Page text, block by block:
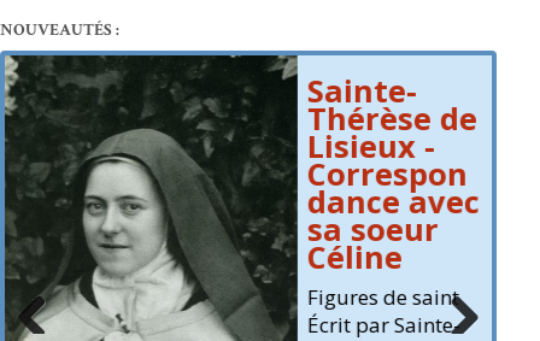
NOUVEAUTÉS :
Jean-Paul II
- Dialogue
avec la
France
Meditations
Écrit par Jean-
Paul II
Lu par Jean-Paul
II